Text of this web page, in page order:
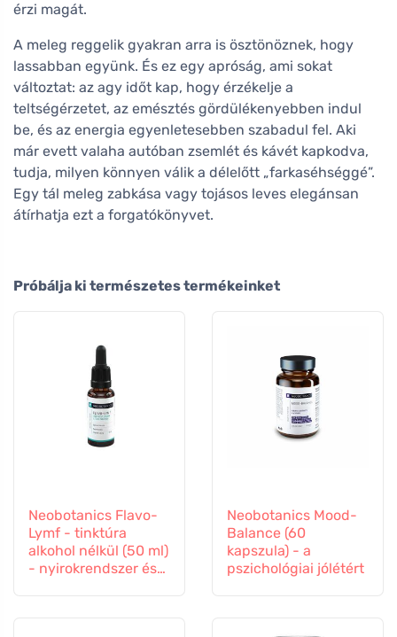
érzi magát.
A meleg reggelik gyakran arra is ösztönöznek, hogy
lassabban együnk. És ez egy apróság, ami sokat
változtat: az agy időt kap, hogy érzékelje a
teltségérzetet, az emésztés gördülékenyebben indul
be, és az energia egyenletesebben szabadul fel. Aki
már evett valaha autóban zsemlét és kávét kapkodva,
tudja, milyen könnyen válik a délelőtt „farkaséhséggé”.
Egy tál meleg zabkása vagy tojásos leves elegánsan
átírhatja ezt a forgatókönyvet.
Próbálja ki természetes termékeinket
Neobotanics Flavo-
Lymf - tinktúra
alkohol nélkül (50 ml)
- nyirokrendszer és
Neobotanics Mood-
Balance (60
kapszula) - a
pszichológiai jólétért